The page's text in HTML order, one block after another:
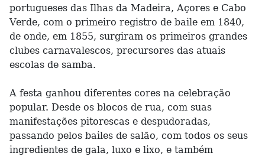
portugueses das Ilhas da Madeira, Açores e Cabo
Verde, com o primeiro registro de baile em 1840,
de onde, em 1855, surgiram os primeiros grandes
clubes carnavalescos, precursores das atuais
escolas de samba.
A festa ganhou diferentes cores na celebração
popular. Desde os blocos de rua, com suas
manifestações pitorescas e despudoradas,
passando pelos bailes de salão, com todos os seus
ingredientes de gala, luxo e lixo, e também